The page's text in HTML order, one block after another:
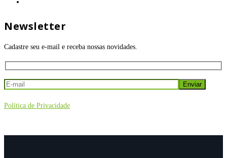
Newsletter
Cadastre seu e-mail e receba nossas novidades.
Política de Privacidade